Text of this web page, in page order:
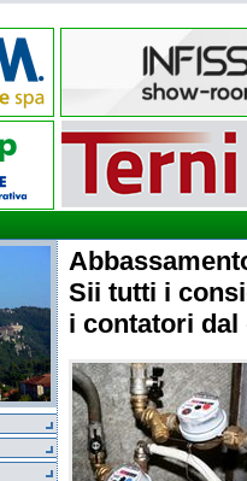
Sii tutti i
i contatori dal